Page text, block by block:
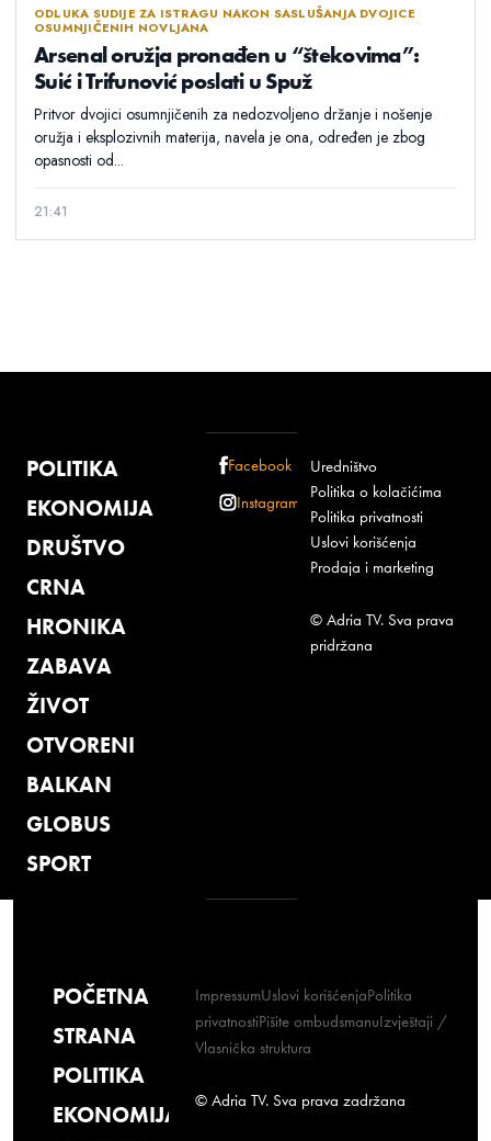
ODLUKA SUDIJE ZA ISTRAGU NAKON SASLUŠANJA DVOJICE
OSUMNJIČENIH NOVLJANA
Arsenal oružja pronađen u “štekovima”:
Suić i Trifunović poslati u Spuž
Pritvor dvojici osumnjičenih za nedozvoljeno držanje i nošenje
oružja i eksplozivnih materija, navela je ona, određen je zbog
opasnosti od...
21:41
POLITIKA
EKONOMIJA
DRUŠTVO
CRNA
HRONIKA
ZABAVA
ŽIVOT
OTVORENI
BALKAN
GLOBUS
SPORT
Facebook
Instagram
Uredništvo
Politika o kolačićima
Politika privatnosti
Uslovi korišćenja
Prodaja i marketing
© Adria TV. Sva prava
pridržana
POČETNA
STRANA
POLITIKA
EKONOMIJA
ImpressumUslovi korišćenjaPolitika
privatnostiPišite ombudsmanuIzvještaji /
Vlasnička struktura
© Adria TV. Sva prava zadržana